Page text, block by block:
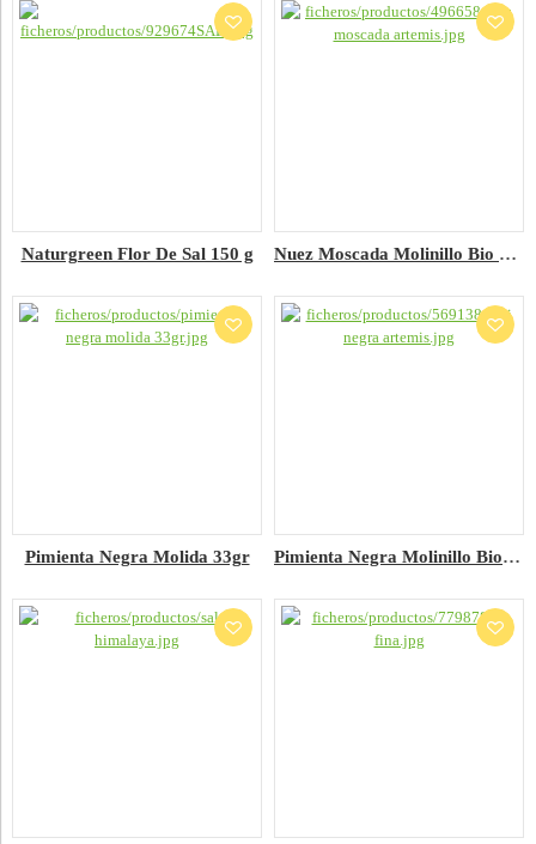
Naturgreen Flor De Sal 150 g Nuez Moscada Molinillo Bio 35gr
Pimienta Negra Molida 33gr Pimienta Negra Molinillo Bio 35gr